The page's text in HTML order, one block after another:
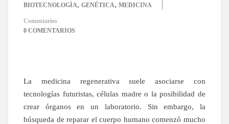
BIOTECNOLOGÍA, GENÉTICA, MEDICINA
Comentarios
0 COMENTARIOS
La medicina regenerativa suele asociarse con
tecnologías futuristas, células madre o la posibilidad de
crear órganos en un laboratorio. Sin embargo, la
búsqueda de reparar el cuerpo humano comenzó mucho